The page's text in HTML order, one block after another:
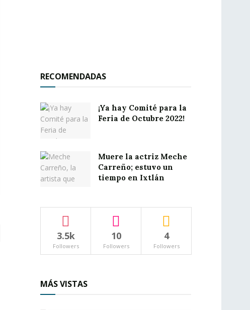
RECOMENDADAS
¡Ya hay Comité para la
Feria de Octubre 2022!
Muere la actriz Meche
Carreño; estuvo un
tiempo en Ixtlán
3.5k
Followers
10
Followers
4
Followers
MÁS VISTAS